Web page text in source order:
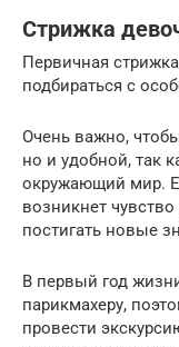
Стрижка
Первичная
подбираться с
Очень важно,
но и удобной, так
окружающий мир.
возникнет
постигать новые
В первый год
парикмахеру,
провести